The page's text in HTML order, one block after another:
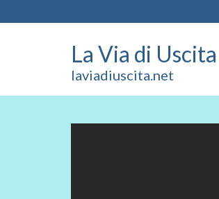
La Via di Uscita
laviadiuscita.net